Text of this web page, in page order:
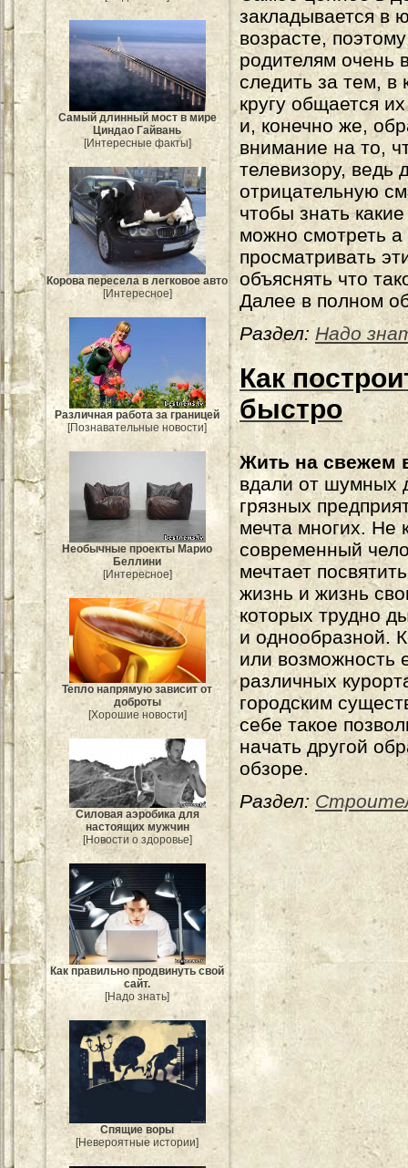
Самый длинный мост в мире
Циндао Гайвань
[Интересные факты]
Корова пересела в легковое авто
[Интересное]
Различная работа за границей
[Познавательные новости]
Необычные проекты Марио
Беллини
[Интересное]
Тепло напрямую зависит от
доброты
[Хорошие новости]
Силовая аэробика для
настоящих мужчин
[Новости о здоровье]
Как правильно продвинуть свой
сайт.
[Надо знать]
Спящие воры
[Невероятные истории]
закладывается в
возрасте, поэтому
родителям очень
следить за тем, в
кругу общается
и, конечно же,
внимание на то,
телевизору, ведь
отрицательную
чтобы знать
можно смотреть а
просматривать
объяснять что
Далее в полном
Раздел: Надо
Как
быстро
Жить на свежем
вдали от шумных
грязных
мечта многих. Не
современный
мечтает
жизнь и жизнь
которых трудно
и однообразной.
или возможность
различных
городским
себе такое
начать другой
обзоре.
Раздел: